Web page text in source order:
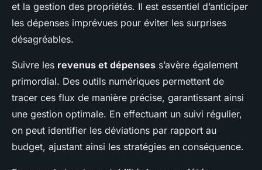
et la gestion des propriétés. Il est essentiel d’anticiper
les dépenses imprévues pour éviter les surprises
désagréables.
Suivre les revenus et dépenses s’avère également
primordial. Des outils numériques permettent de
tracer ces flux de manière précise, garantissant ainsi
une gestion optimale. En effectuant un suivi régulier,
on peut identifier les déviations par rapport au
budget, ajustant ainsi les stratégies en conséquence.